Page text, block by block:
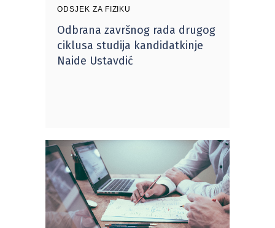
ODSJEK ZA FIZIKU
Odbrana završnog rada drugog
ciklusa studija kandidatkinje
Naide Ustavdić